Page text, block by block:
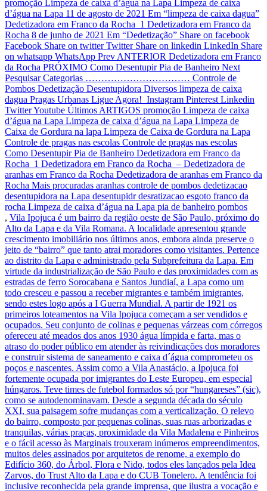
promoção Limpeza de caixa d’água na Lapa Limpeza de caixa
d’água na Lapa 11 de agosto de 2021 Em “limpeza de caixa dagua”
Dedetizadora em Franco da Rocha_1 Dedetizadora em Franco da
Rocha 8 de junho de 2021 Em “Dedetização” Share on facebook
Facebook Share on twitter Twitter Share on linkedin LinkedIn Share
on whatsapp WhatsApp Prev ANTERIOR Dedetizadora em Franco
da Rocha PRÓXIMO Como Desentupir Pia de Banheiro Next
Pesquisar Categorias …………………………… Controle de
Pombos Dedetização Desentupidora Diversos limpeza de caixa
dagua Pragas Urbanas Ligue Agora! Instagram Pinterest Linkedin
Twitter Youtube Últimos ARTIGOS promoção Limpeza de caixa
d’água na Lapa Limpeza de caixa d’água na Lapa Limpeza de
Caixa de Gordura na lapa Limpeza de Caixa de Gordura na Lapa
Controle de pragas nas escolas Controle de pragas nas escolas
Como Desentupir Pia de Banheiro Dedetizadora em Franco da
Rocha_1 Dedetizadora em Franco da Rocha – Dedetizadora de
aranhas em Franco da Rocha Dedetizadora de aranhas em Franco da
Rocha Mais procuradas aranhas controle de pombos dedetizacao
desentupidora na Lapa desentupidr desratizacao esgoto franco da
rocha Limpeza de caixa d’água na Lapa pia de banheiro pombos
, Vila Ipojuca é um bairro da região oeste de São Paulo, próximo do
Alto da Lapa e da Vila Romana. A localidade apresentou grande
crescimento imobiliário nos últimos anos, embora ainda preserve o
jeito de “bairro” que tanto atrai moradores como visitantes. Pertence
ao distrito da Lapa e administrado pela Subprefeitura da Lapa. Em
virtude da industrialização de São Paulo e das proximidades com as
estradas de ferro Sorocabana e Santos Jundiaí, a Lapa como um
todo cresceu e passou a receber migrantes e também imigrantes,
sendo estes logo após a I Guerra Mundial. A partir de 1921 os
primeiros loteamentos na Vila Ipojuca começam a ser vendidos e
ocupados. Seu conjunto de colinas e pequenas várzeas com córregos
ofereceu até meados dos anos 1930 água límpida e farta, mas o
atraso do poder público em atender às reivindicações dos moradores
e construir sistema de saneamento e caixa d´água comprometeu os
poços e nascentes. Assim como a Vila Anastácio, a Ipojuca foi
fortemente ocupada por imigrantes do Leste Europeu, em especial
húngaros. Teve times de futebol formados só por “hungareses” (sic),
como se autodenominavam. Desde a segunda década do século
XXI, sua paisagem sofre mudanças com a verticalização. O relevo
do bairro, composto por pequenas colinas, suas ruas arborizadas e
tranquilas, várias praças, proximidade da Vila Madalena e Pinheiros
e o fácil acesso às Marginais trouxeram inúmeros empreendimentos,
muitos deles assinados por arquitetos de renome, a exemplo do
Edifício 360, do Árbol, Flora e Nido, todos eles lançados pela Idea
Zarvos, do Trust Alto da Lapa e do CUB Tonelero. A tendência foi
inclusive reconhecida pela grande imprensa, que ilustra a vocação e